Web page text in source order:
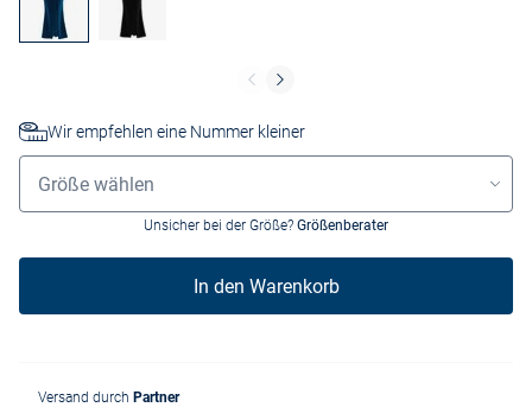
Wir empfehlen eine Nummer kleiner
Größenauswahl
Größe wählen
Unsicher bei der Größe? Größenberater
In den Warenkorb
Versand durch Partner